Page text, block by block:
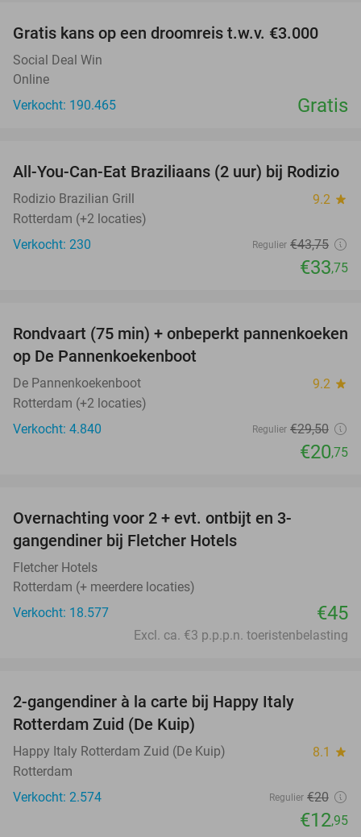
Gratis kans op een droomreis t.w.v. €3.000
Social Deal Win
Online
Verkocht: 190.465
Gratis
23%
All-You-Can-Eat Braziliaans (2 uur) bij Rodizio
Rodizio Brazilian Grill 9.2 star
Rotterdam (+2 locaties)
Verkocht: 230
Regulier €43,75
€33,75
30%
Rondvaart (75 min) + onbeperkt pannenkoeken
op De Pannenkoekenboot
De Pannenkoekenboot 9.2 star
Rotterdam (+2 locaties)
Verkocht: 4.840
Regulier €29,50
€20,75
Overnachting voor 2 + evt. ontbijt en 3-
gangendiner bij Fletcher Hotels
Fletcher Hotels
Rotterdam (+ meerdere locaties)
Verkocht: 18.577
€45
Excl. ca. €3 p.p.p.n. toeristenbelasting
2-gangendiner à la carte bij Happy Italy
Rotterdam Zuid (De Kuip)
Happy Italy Rotterdam Zuid (De Kuip) 8.1 star
Rotterdam
Verkocht: 2.574
Regulier €20
€12,95